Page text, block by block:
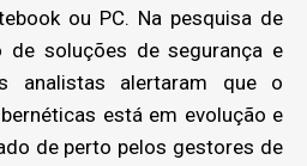
ou PC. Na pesquisa de
de soluções de segurança e
analistas alertaram que o
está em evolução e
de perto pelos gestores de